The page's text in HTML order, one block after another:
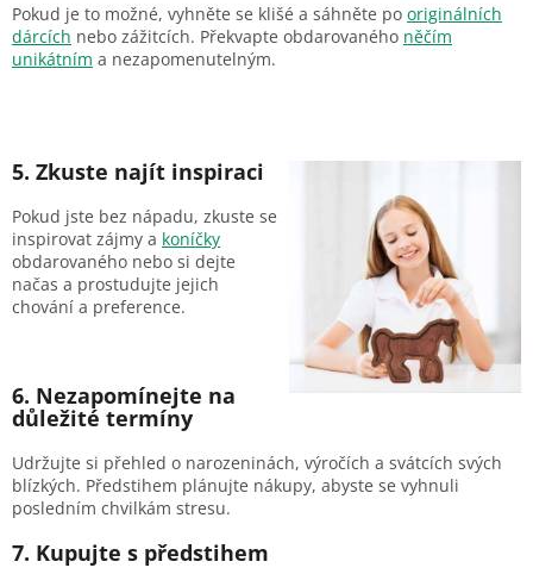
Pokud je to možné, vyhněte se klišé a sáhněte po originálních
dárcích nebo zážitcích. Překvapte obdarovaného něčím
unikátním a nezapomenutelným.
5. Zkuste najít inspiraci
Pokud jste bez nápadu, zkuste se
inspirovat zájmy a koníčky
obdarovaného nebo si dejte
načas a prostudujte jejich
chování a preference.
6. Nezapomínejte na
důležité termíny
Udržujte si přehled o narozeninách, výročích a svátcích svých
blízkých. Předstihem plánujte nákupy, abyste se vyhnuli
posledním chvilkám stresu.
7. Kupujte s předstihem